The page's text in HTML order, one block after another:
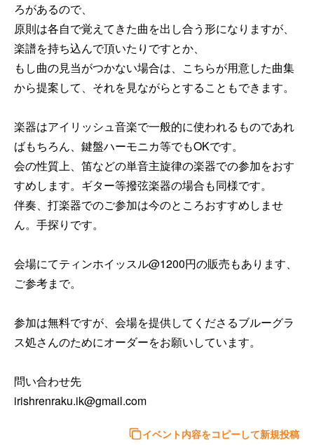
ろがあるので、
原則は各自で覚えてきた曲を出し合う形になりますが、
楽譜を持ち込んで頂いたりですとか、
もし曲の見当がつかない場合は、こちらが用意した曲集
から提案して、それを見ながらとすることもできます。
楽器はアイリッシュ音楽で一般的に使われるものであれ
ばもちろん、鍵盤ハーモニカ等でもOKです。
会の性質上、笛などの単音主旋律の楽器での参加をおす
すめします。ギター等撥弦楽器の場合も同様です。
伴奏、打楽器でのご参加は今のところおすすめしませ
ん。手探りです。
会場にてティンホイッスル@1200円の販売もあります、
ご参考まで。
参加は無料ですが、会場を提供してくださるブルーグラ
ス処さんのためにオーダーをお願いしています。
問い合わせ先
irishrenraku.ik@gmail.com
イベント内容をコピーして新規投稿